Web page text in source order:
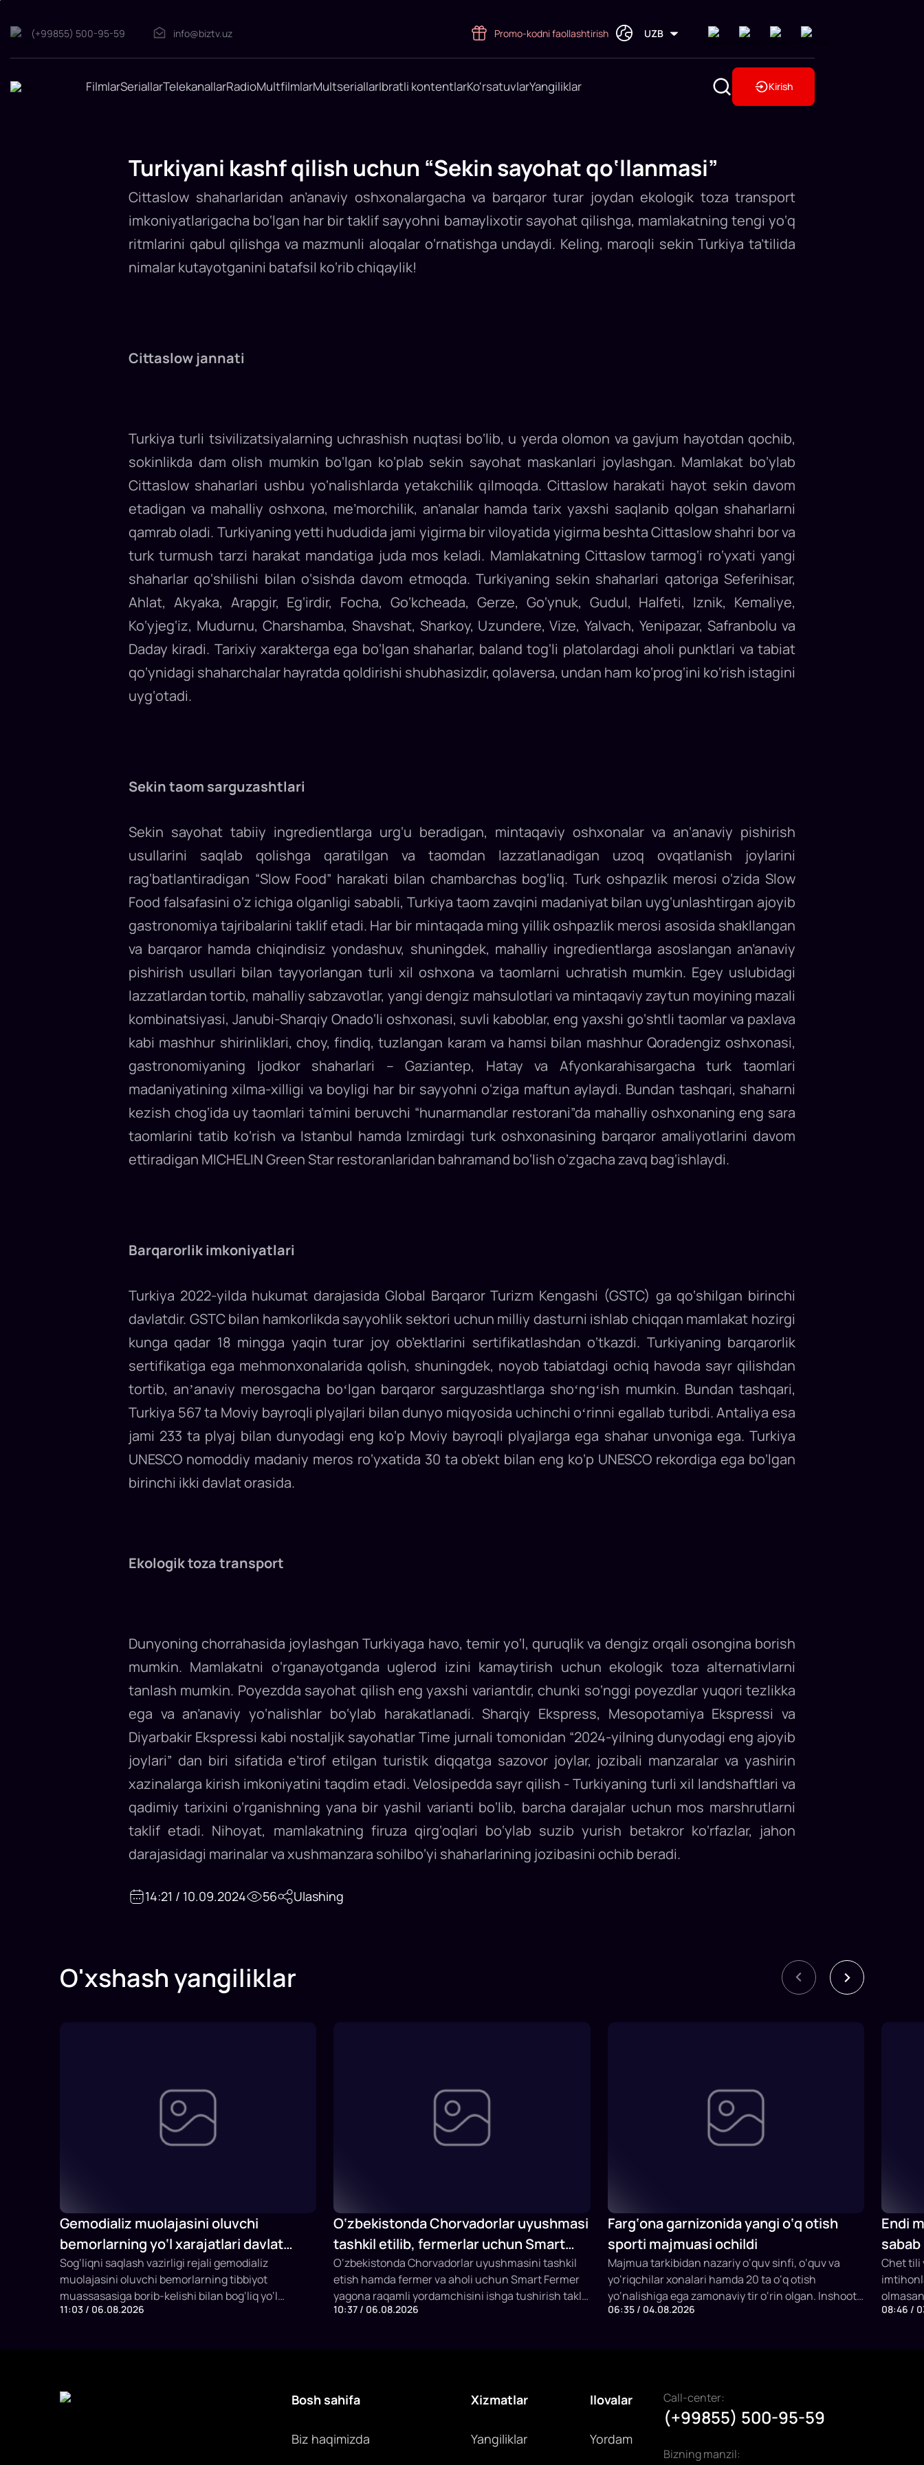
kashf
(+99855) 500-95-59 info@biztv.uz Promo-kodni faollashtirish UZB
FilmlarSeriallarTelekanallarRadioMultfilmlarMultseriallarIbratli kontentlarKo'rsatuvlarYangiliklar Kirish
Turkiyani kashf qilish uchun “Sekin sayohat qo‘llanmasi”
Cittaslow shaharlaridan an’anaviy oshxonalargacha va barqaror turar joydan ekologik toza transport
imkoniyatlarigacha bo‘lgan har bir taklif sayyohni bamaylixotir sayohat qilishga, mamlakatning tengi yo‘q
ritmlarini qabul qilishga va mazmunli aloqalar o‘rnatishga undaydi. Keling, maroqli sekin Turkiya ta’tilida
nimalar kutayotganini batafsil ko‘rib chiqaylik!
Cittaslow jannati
Turkiya turli tsivilizatsiyalarning uchrashish nuqtasi bo‘lib, u yerda olomon va gavjum hayotdan qochib,
sokinlikda dam olish mumkin bo‘lgan ko‘plab sekin sayohat maskanlari joylashgan. Mamlakat bo‘ylab
Cittaslow shaharlari ushbu yo‘nalishlarda yetakchilik qilmoqda. Cittaslow harakati hayot sekin davom
etadigan va mahalliy oshxona, me’morchilik, an’analar hamda tarix yaxshi saqlanib qolgan shaharlarni
qamrab oladi. Turkiyaning yetti hududida jami yigirma bir viloyatida yigirma beshta Cittaslow shahri bor va
turk turmush tarzi harakat mandatiga juda mos keladi. Mamlakatning Cittaslow tarmog‘i ro‘yxati yangi
shaharlar qo‘shilishi bilan o‘sishda davom etmoqda. Turkiyaning sekin shaharlari qatoriga Seferihisar,
Ahlat, Akyaka, Arapgir, Eg‘irdir, Focha, Go‘kcheada, Gerze, Go‘ynuk, Gudul, Halfeti, Iznik, Kemaliye,
Ko‘yjeg‘iz, Mudurnu, Charshamba, Shavshat, Sharkoy, Uzundere, Vize, Yalvach, Yenipazar, Safranbolu va
Daday kiradi. Tarixiy xarakterga ega bo‘lgan shaharlar, baland tog‘li platolardagi aholi punktlari va tabiat
qo‘ynidagi shaharchalar hayratda qoldirishi shubhasizdir, qolaversa, undan ham ko‘prog‘ini ko‘rish istagini
uyg‘otadi.
Sekin taom sarguzashtlari
Sekin sayohat tabiiy ingredientlarga urg‘u beradigan, mintaqaviy oshxonalar va an‘anaviy pishirish
usullarini saqlab qolishga qaratilgan va taomdan lazzatlanadigan uzoq ovqatlanish joylarini
rag‘batlantiradigan “Slow Food” harakati bilan chambarchas bog‘liq. Turk oshpazlik merosi o‘zida Slow
Food falsafasini o‘z ichiga olganligi sababli, Turkiya taom zavqini madaniyat bilan uyg‘unlashtirgan ajoyib
gastronomiya tajribalarini taklif etadi. Har bir mintaqada ming yillik oshpazlik merosi asosida shakllangan
va barqaror hamda chiqindisiz yondashuv, shuningdek, mahalliy ingredientlarga asoslangan an’anaviy
pishirish usullari bilan tayyorlangan turli xil oshxona va taomlarni uchratish mumkin. Egey uslubidagi
lazzatlardan tortib, mahalliy sabzavotlar, yangi dengiz mahsulotlari va mintaqaviy zaytun moyining mazali
kombinatsiyasi, Janubi-Sharqiy Onado‘li oshxonasi, suvli kaboblar, eng yaxshi go‘shtli taomlar va paxlava
kabi mashhur shirinliklari, choy, findiq, tuzlangan karam va hamsi bilan mashhur Qoradengiz oshxonasi,
gastronomiyaning Ijodkor shaharlari – Gaziantep, Hatay va Afyonkarahisargacha turk taomlari
madaniyatining xilma-xilligi va boyligi har bir sayyohni o‘ziga maftun aylaydi. Bundan tashqari, shaharni
kezish chog‘ida uy taomlari ta’mini beruvchi “hunarmandlar restorani”da mahalliy oshxonaning eng sara
taomlarini tatib ko‘rish va Istanbul hamda Izmirdagi turk oshxonasining barqaror amaliyotlarini davom
ettiradigan MICHELIN Green Star restoranlaridan bahramand bo‘lish o‘zgacha zavq bag‘ishlaydi.
Barqarorlik imkoniyatlari
Turkiya 2022-yilda hukumat darajasida Global Barqaror Turizm Kengashi (GSTC) ga qo‘shilgan birinchi
davlatdir. GSTC bilan hamkorlikda sayyohlik sektori uchun milliy dasturni ishlab chiqqan mamlakat hozirgi
kunga qadar 18 mingga yaqin turar joy ob’ektlarini sertifikatlashdan o‘tkazdi. Turkiyaning barqarorlik
sertifikatiga ega mehmonxonalarida qolish, shuningdek, noyob tabiatdagi ochiq havoda sayr qilishdan
tortib, anʼanaviy merosgacha boʻlgan barqaror sarguzashtlarga shoʻngʻish mumkin. Bundan tashqari,
Turkiya 567 ta Moviy bayroqli plyajlari bilan dunyo miqyosida uchinchi oʻrinni egallab turibdi. Antaliya esa
jami 233 ta plyaj bilan dunyodagi eng ko‘p Moviy bayroqli plyajlarga ega shahar unvoniga ega. Turkiya
UNESCO nomoddiy madaniy meros ro‘yxatida 30 ta ob’ekt bilan eng ko‘p UNESCO rekordiga ega bo‘lgan
birinchi ikki davlat orasida.
Ekologik toza transport
Dunyoning chorrahasida joylashgan Turkiyaga havo, temir yo‘l, quruqlik va dengiz orqali osongina borish
mumkin. Mamlakatni o‘rganayotganda uglerod izini kamaytirish uchun ekologik toza alternativlarni
tanlash mumkin. Poyezdda sayohat qilish eng yaxshi variantdir, chunki so‘nggi poyezdlar yuqori tezlikka
ega va an’anaviy yo‘nalishlar bo‘ylab harakatlanadi. Sharqiy Ekspress, Mesopotamiya Ekspressi va
Diyarbakir Ekspressi kabi nostaljik sayohatlar Time jurnali tomonidan “2024-yilning dunyodagi eng ajoyib
joylari” dan biri sifatida e’tirof etilgan turistik diqqatga sazovor joylar, jozibali manzaralar va yashirin
xazinalarga kirish imkoniyatini taqdim etadi. Velosipedda sayr qilish - Turkiyaning turli xil landshaftlari va
qadimiy tarixini o‘rganishning yana bir yashil varianti bo‘lib, barcha darajalar uchun mos marshrutlarni
taklif etadi. Nihoyat, mamlakatning firuza qirg‘oqlari bo‘ylab suzib yurish betakror ko‘rfazlar, jahon
darajasidagi marinalar va xushmanzara sohilbo‘yi shaharlarining jozibasini ochib beradi.
14:21 / 10.09.2024 56 Ulashing
O'xshash yangiliklar
Gemodializ muolajasini oluvchi
bemorlarning yo‘l xarajatlari davlat
budjeti hisobidan qoplab berilishi
mumkin
Sog‘liqni saqlash vazirligi rejali gemodializ
muolajasini oluvchi bemorlarning tibbiyot
muassasasiga borib-kelishi bilan bog‘liq yo‘l
xarajatlarini davlat budjeti hisobidan qoplashning
11:03 / 06.08.2026
O‘zbekistonda Chorvadorlar uyushmasi
tashkil etilib, fermerlar uchun Smart
Fermer sun’iy intellektli platformasi
ishga tushiriladi
O‘zbekistonda Chorvadorlar uyushmasini tashkil
etish hamda fermer va aholi uchun Smart Fermer
yagona raqamli yordamchisini ishga tushirish taklif
etildi. Platforma chorva mollarini identifikatsiya
10:37 / 06.08.2026
Farg‘ona garnizonida yangi o‘q otish
sporti majmuasi ochildi
Majmua tarkibidan nazariy o‘quv sinfi, o‘quv va
yo‘riqchilar xonalari hamda 20 ta o‘q otish
yo‘nalishiga ega zamonaviy tir o‘rin olgan. Inshoot
bir vaqtning o‘zida 20 nafargacha sportchi va
06:35 / 04.08.2026
Endi
Chet tili
yoki
08:46 /
Bosh sahifa
Biz haqimizda
Xizmatlar
Yangiliklar
Ilovalar
Yordam
Call-center:
(+99855) 500-95-59
Bizning manzil: